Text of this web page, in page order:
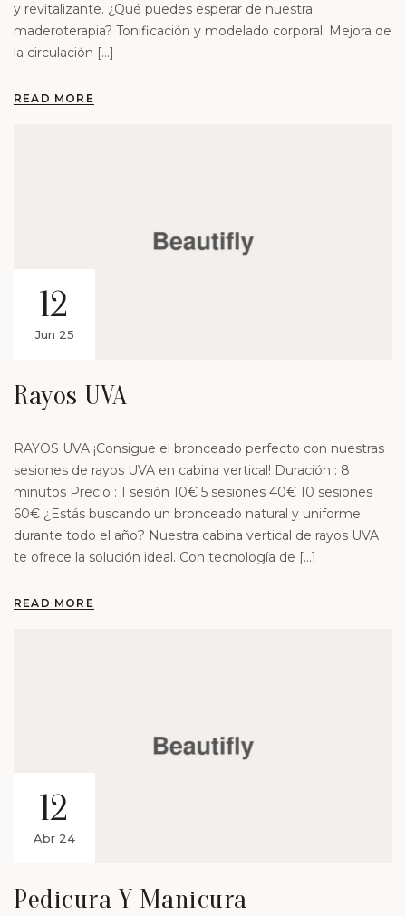
y revitalizante. ¿Qué puedes esperar de nuestra
maderoterapia? Tonificación y modelado corporal. Mejora de
la circulación […]
READ MORE
12
Jun 25
Rayos UVA
RAYOS UVA ¡Consigue el bronceado perfecto con nuestras
sesiones de rayos UVA en cabina vertical! Duración : 8
minutos Precio : 1 sesión 10€ 5 sesiones 40€ 10 sesiones
60€ ¿Estás buscando un bronceado natural y uniforme
durante todo el año? Nuestra cabina vertical de rayos UVA
te ofrece la solución ideal. Con tecnología de […]
READ MORE
12
Abr 24
Pedicura Y Manicura